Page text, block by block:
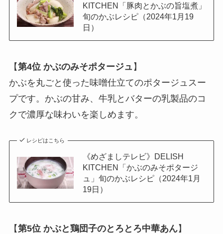
KITCHEN「豚肉とかぶの旨塩煮」
旬のかぶレシピ（2024年1月19
日）
【第4位 かぶのみそポタージュ 】
かぶを丸ごと使った味噌仕立てのポタージュスー
プです。かぶの甘み、牛乳とバターの乳製品のコ
クで濃厚な味わいを楽しめます。
レシピはこちら
《めざましテレビ》DELISH
KITCHEN「かぶのみそポタージ
ュ」旬のかぶレシピ（2024年1月
19日）
【第5位 かぶと鶏団子のとろとろ中華あん】